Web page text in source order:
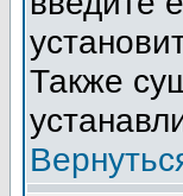
Также